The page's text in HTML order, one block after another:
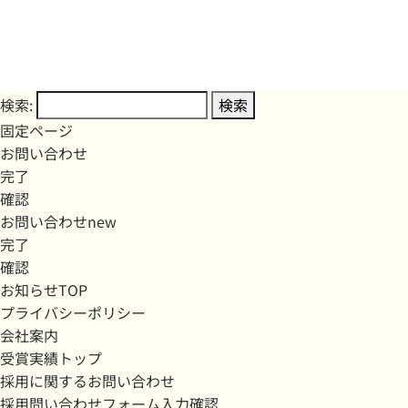
検索:
固定ページ
お問い合わせ
完了
確認
お問い合わせnew
完了
確認
お知らせTOP
プライバシーポリシー
会社案内
受賞実績トップ
採用に関するお問い合わせ
採用問い合わせフォーム入力確認